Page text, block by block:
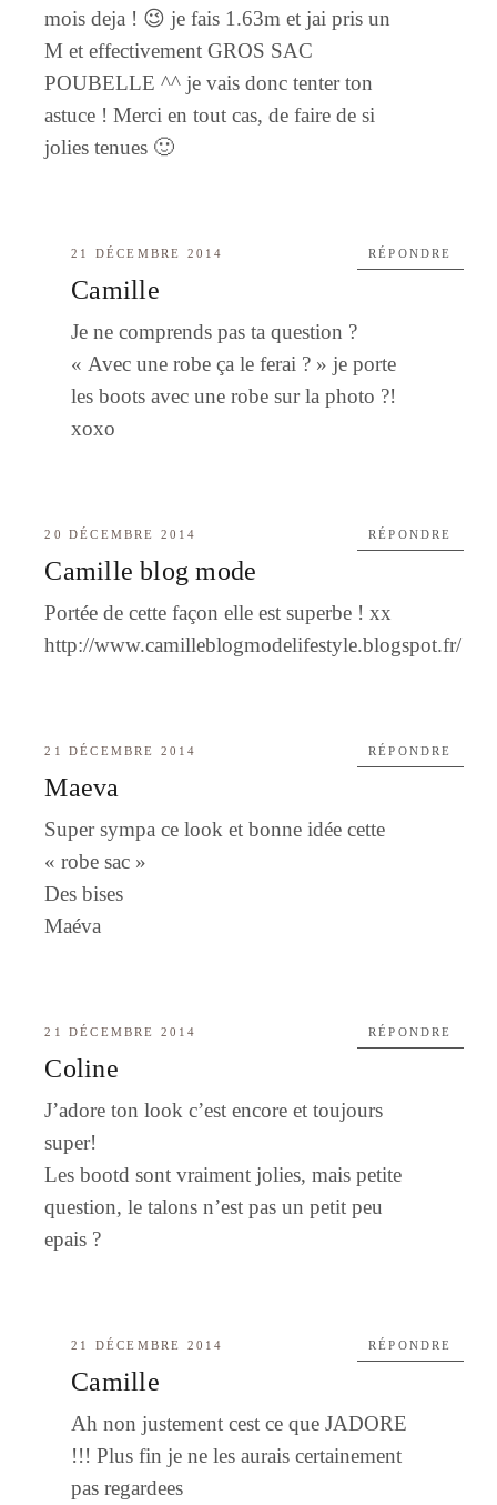
mois deja ! 😉 je fais 1.63m et jai pris un
M et effectivement GROS SAC
POUBELLE ^^ je vais donc tenter ton
astuce ! Merci en tout cas, de faire de si
jolies tenues 🙂
21 DÉCEMBRE 2014
Camille
Je ne comprends pas ta question ?
« Avec une robe ça le ferai ? » je porte
les boots avec une robe sur la photo ?!
xoxo
RÉPONDRE
20 DÉCEMBRE 2014
Camille blog mode
Portée de cette façon elle est superbe ! xx
http://www.camilleblogmodelifestyle.blogspot.fr/
RÉPONDRE
21 DÉCEMBRE 2014
Maeva
Super sympa ce look et bonne idée cette
« robe sac »
Des bises
Maéva
RÉPONDRE
21 DÉCEMBRE 2014
Coline
J’adore ton look c’est encore et toujours
super!
Les bootd sont vraiment jolies, mais petite
question, le talons n’est pas un petit peu
epais ?
RÉPONDRE
21 DÉCEMBRE 2014
Camille
Ah non justement cest ce que JADORE
!!! Plus fin je ne les aurais certainement
pas regardees
RÉPONDRE